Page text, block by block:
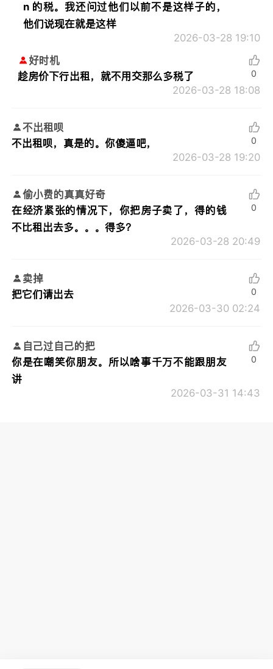
n 的税。我还问过他们以前不是这样子的，
他们说现在就是这样
2026-03-28 19:10
好时机
趁房价下行出租，就不用交那么多税了
2026-03-28 18:08
0
不出租呗
不出租呗，真是的。你傻逼吧，
2026-03-28 19:20
0
偷小费的真真好奇
在经济紧张的情况下，你把房子卖了，得的钱
不比租出去多。。。得多？
2026-03-28 20:49
0
卖掉
把它们请岀去
2026-03-30 02:24
0
自己过自己的把
你是在嘲笑你朋友。所以啥事千万不能跟朋友
讲
2026-03-31 14:43
0